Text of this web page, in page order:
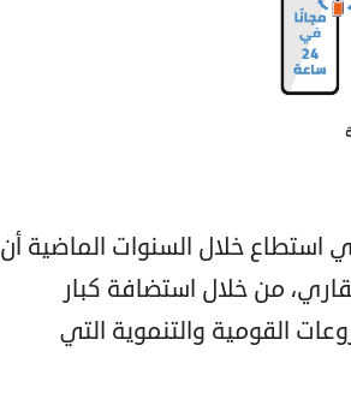
استطاع خلال السنوات الماضية أن
من خلال استضافة كبار
القومية والتنموية التي